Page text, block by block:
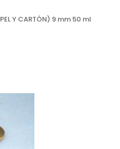
Y CARTÓN) 9 mm 50 ml